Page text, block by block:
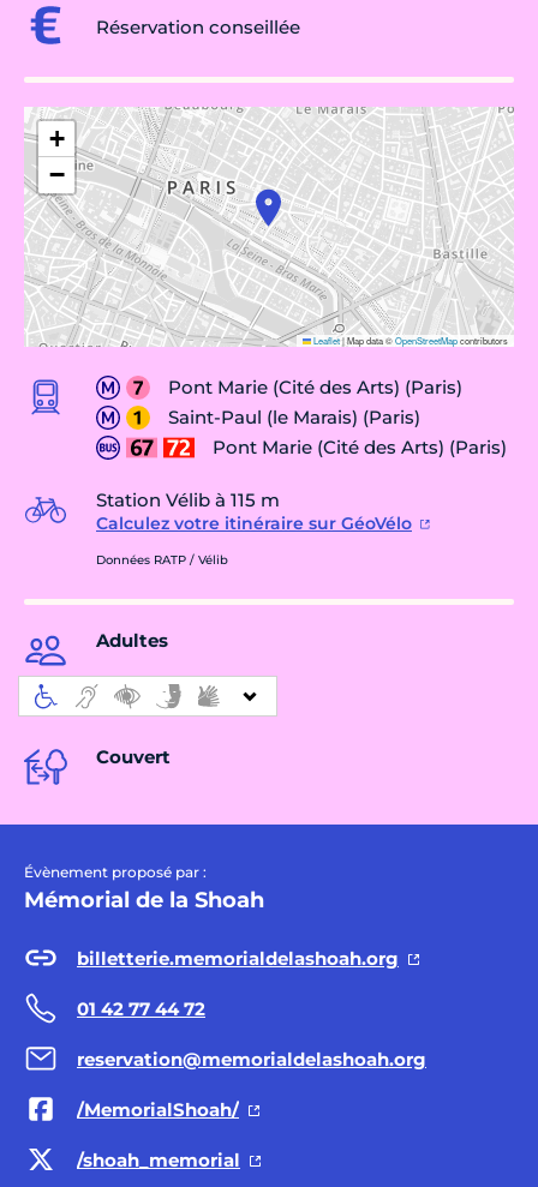
Réservation conseillée
+
−
Leaflet|Map data ©OpenStreetMapcontributors
Pont Marie (Cité des Arts) (Paris)
Saint-Paul (le Marais) (Paris)
Pont Marie (Cité des Arts) (Paris)
Station Vélib à 115 m
Calculez votre itinéraire sur GéoVélo
Données RATP / Vélib
Adultes
Couvert
Évènement proposé par :
Mémorial de la Shoah
billetterie.memorialdelashoah.org
01 42 77 44 72
reservation@memorialdelashoah.org
/MemorialShoah/
/shoah_memorial